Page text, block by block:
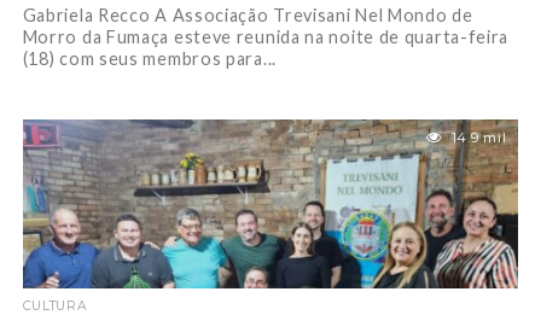
Gabriela Recco A Associação Trevisani Nel Mondo de
Morro da Fumaça esteve reunida na noite de quarta-feira
(18) com seus membros para...
14.9 mil
CULTURA